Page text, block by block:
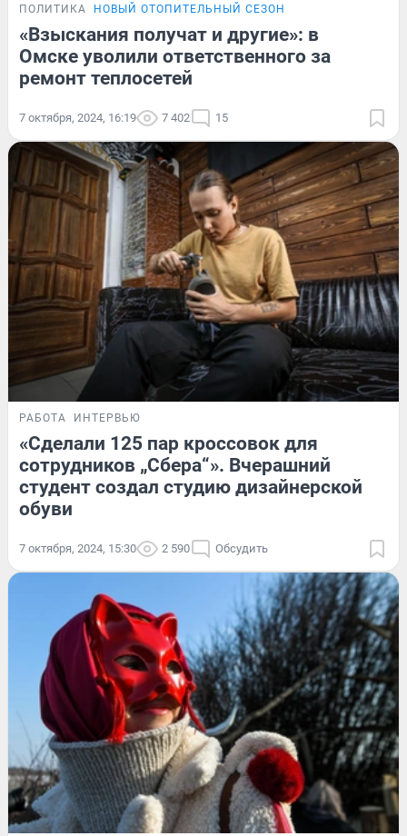
ПОЛИТИКА НОВЫЙ ОТОПИТЕЛЬНЫЙ СЕЗОН
«Взыскания получат и другие»: в
Омске уволили ответственного за
ремонт теплосетей
7 октября, 2024, 16:19 7 402 15
РАБОТА ИНТЕРВЬЮ
«Сделали 125 пар кроссовок для
сотрудников „Сбера“». Вчерашний
студент создал студию дизайнерской
обуви
7 октября, 2024, 15:30 2 590 Обсудить